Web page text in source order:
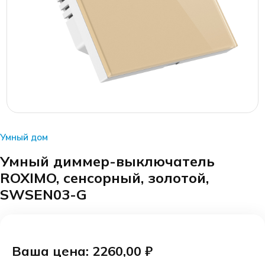
Умный дом
Умный диммер-выключатель
ROXIMO, сенсорный, золотой,
SWSEN03-G
Ваша цена: 2260,00 ₽